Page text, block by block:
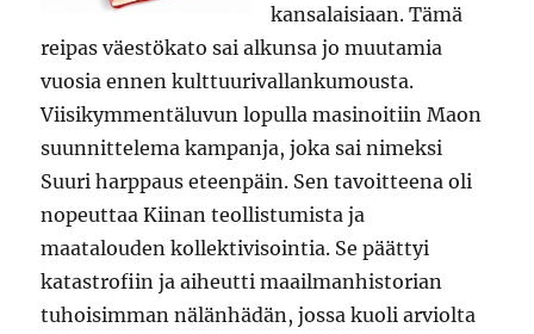
kansalaisiaan. Tämä
reipas väestökato sai alkunsa jo muutamia
vuosia ennen kulttuurivallankumousta.
Viisikymmentäluvun lopulla masinoitiin Maon
suunnittelema kampanja, joka sai nimeksi
Suuri harppaus eteenpäin. Sen tavoitteena oli
nopeuttaa Kiinan teollistumista ja
maatalouden kollektivisointia. Se päättyi
katastrofiin ja aiheutti maailmanhistorian
tuhoisimman nälänhädän, jossa kuoli arviolta